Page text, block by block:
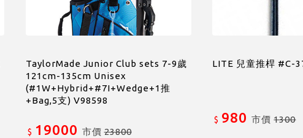
TaylorMade Junior Club sets 7-9歲
121cm-135cm Unisex
(#1W+Hybrid+#7I+Wedge+1推
+Bag,5支) V98598
$ 19000 市價23800
LITE 兒童推桿 #C-
$ 980 市價1300